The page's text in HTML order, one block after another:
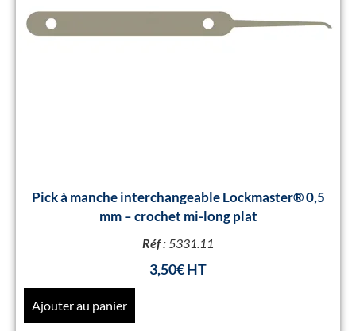
Pick à manche interchangeable Lockmaster® 0,5
mm – crochet mi-long plat
Réf :5331.11
3,50€
Ajouter au panier